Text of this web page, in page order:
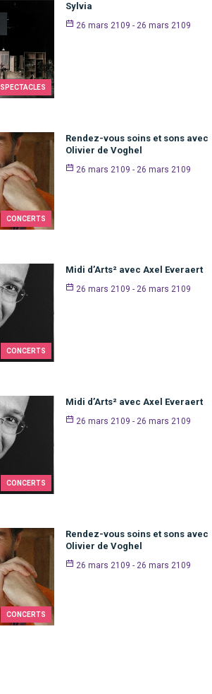
SPECTACLES
Sylvia
26 mars 2109 - 26 mars 2109
CONCERTS
Rendez-vous soins et sons avec
Olivier de Voghel
26 mars 2109 - 26 mars 2109
CONCERTS
Midi d’Arts² avec Axel Everaert
26 mars 2109 - 26 mars 2109
CONCERTS
Midi d’Arts² avec Axel Everaert
26 mars 2109 - 26 mars 2109
CONCERTS
Rendez-vous soins et sons avec
Olivier de Voghel
26 mars 2109 - 26 mars 2109